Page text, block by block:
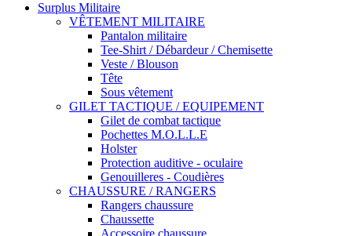
Surplus Militaire
VÊTEMENT MILITAIRE
Pantalon militaire
Tee-Shirt / Débardeur / Chemisette
Veste / Blouson
Tête
Sous vêtement
GILET TACTIQUE / EQUIPEMENT
Gilet de combat tactique
Pochettes M.O.L.L.E
Holster
Protection auditive - oculaire
Genouilleres - Coudières
CHAUSSURE / RANGERS
Rangers chaussure
Chaussette
Accessoire chaussure